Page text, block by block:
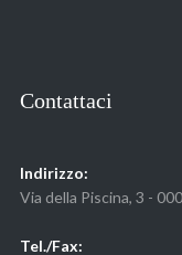
Contattaci
Indirizzo:
Via della Piscina, 3 -
Tel./Fax: